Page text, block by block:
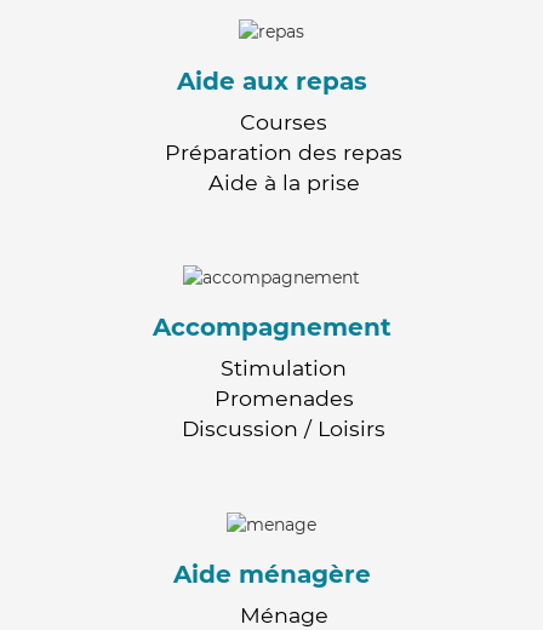
Aide aux repas
Courses
Préparation des repas
Aide à la prise
Accompagnement
Stimulation
Promenades
Discussion / Loisirs
Aide ménagère
Ménage